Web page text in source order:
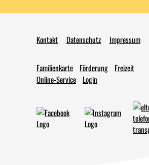
Kontakt Datenschutz Impressum
Familienkarte Förderung
Freizeit
Online-Service
Login